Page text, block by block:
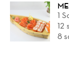
1
12
8